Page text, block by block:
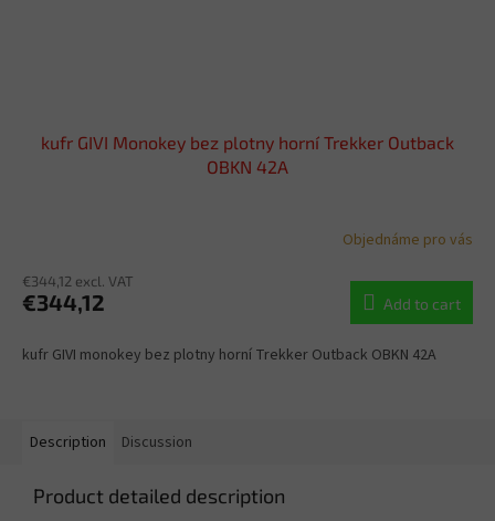
kufr GIVI Monokey bez plotny horní Trekker Outback
OBKN 42A
Objednáme pro vás
€344,12 excl. VAT
€344,12 Add to cart
kufr GIVI monokey bez plotny horní Trekker Outback OBKN 42A
Description Discussion
Product detailed description